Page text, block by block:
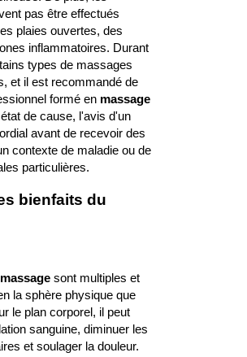
pas être effectués
plaies ouvertes, des
inflammatoires. Durant
types de massages
et il est recommandé de
formé en massage
de cause, l'avis d'un
avant de recevoir des
contexte de maladie ou de
particulières.
bienfaits du
sont multiples et
la sphère physique que
le plan corporel, il peut
sanguine, diminuer les
et soulager la douleur.